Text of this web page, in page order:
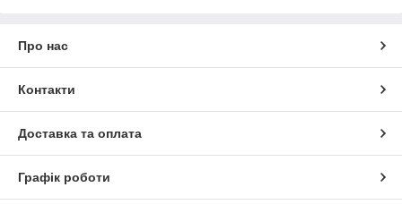
Про нас
Контакти
Доставка та оплата
Графік роботи